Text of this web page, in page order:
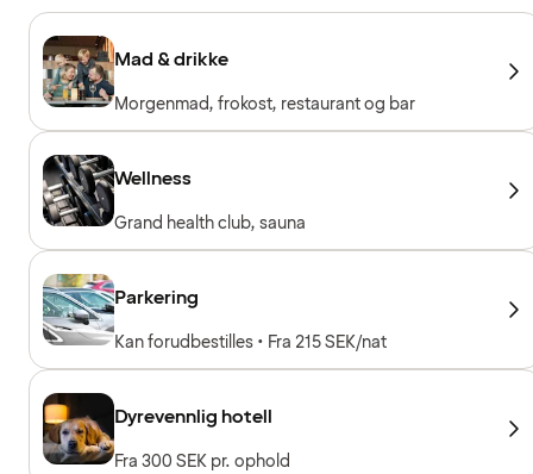
Mad & drikke
Morgenmad, frokost, restaurant og bar
Wellness
Grand health club, sauna
Parkering
Kan forudbestilles • Fra 215 SEK/nat
Dyrevennlig hotell
Fra 300 SEK pr. ophold